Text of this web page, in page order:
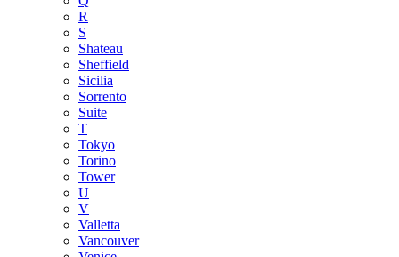
R
S
Shateau
Sheffield
Sicilia
Sorrento
Suite
T
Tokyo
Torino
Tower
U
V
Valletta
Vancouver